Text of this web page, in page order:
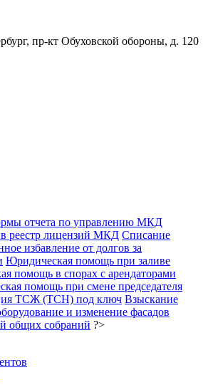
пр-кт Обуховской обороны, д. 120
отчета по управлению МКД
реестр лицензий МКД Списание
избавление от долгов за
Юридическая помощь при заливе
помощь в спорах с арендаторами
помощь при смене председателя
ТСЖ (ТСН) под ключ Взыскание
и изменение фасадов
общих собраний ?>